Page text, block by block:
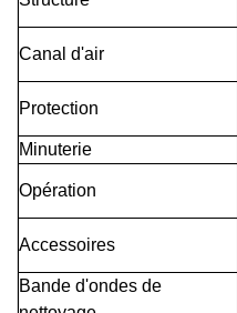
Canal d'air
Protection
Minuterie
Opération
Accessoires
Bande d'ondes de